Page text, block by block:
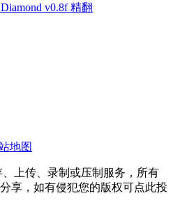
v0.8f 精翻
地图
上传、录制或压制服务，所有
享，如有侵犯您的版权可点此投